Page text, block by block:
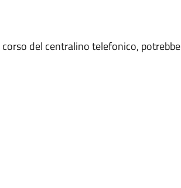
del centralino telefonico, potrebbe